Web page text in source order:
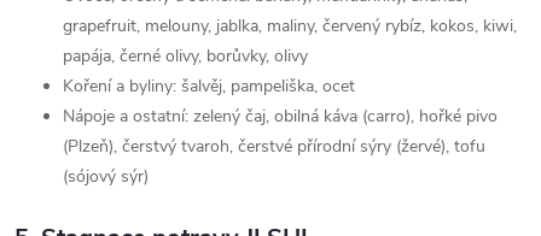
grapefruit, melouny, jablka, maliny, červený rybíz, kokos, kiwi,
papája, černé olivy, borůvky, olivy
Koření a byliny: šalvěj, pampeliška, ocet
Nápoje a ostatní: zelený čaj, obilná káva (carro), hořké pivo
(Plzeň), čerstvý tvaroh, čerstvé přírodní sýry (žervé), tofu
(sójový sýr)